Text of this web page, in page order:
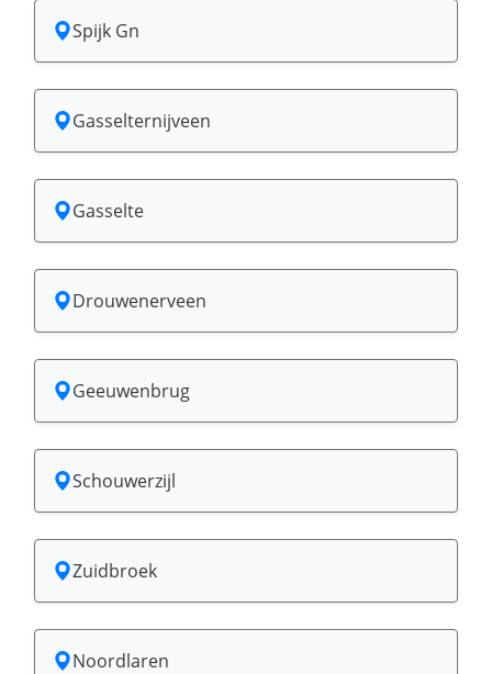
Spijk Gn
Gasselternijveen
Gasselte
Drouwenerveen
Geeuwenbrug
Schouwerzijl
Zuidbroek
Noordlaren